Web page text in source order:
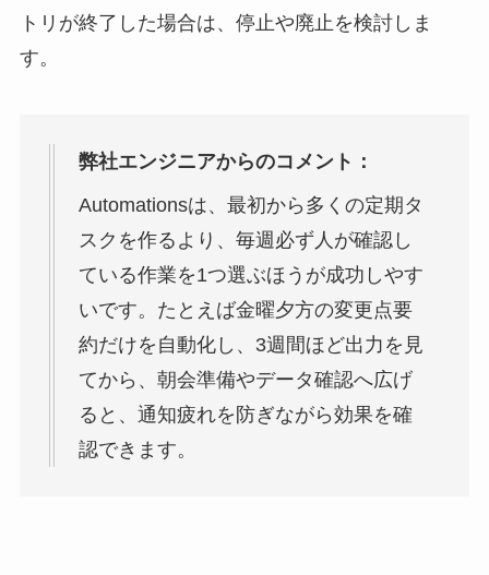
トリが終了した場合は、停止や廃止を検討しま
す。
弊社エンジニアからのコメント：
Automationsは、最初から多くの定期タ
スクを作るより、毎週必ず人が確認し
ている作業を1つ選ぶほうが成功しやす
いです。たとえば金曜夕方の変更点要
約だけを自動化し、3週間ほど出力を見
てから、朝会準備やデータ確認へ広げ
ると、通知疲れを防ぎながら効果を確
認できます。